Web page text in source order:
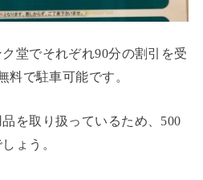
堂でそれぞれ90分の割引を受
料で駐車可能です。
を取り扱っているため、500
ょう。